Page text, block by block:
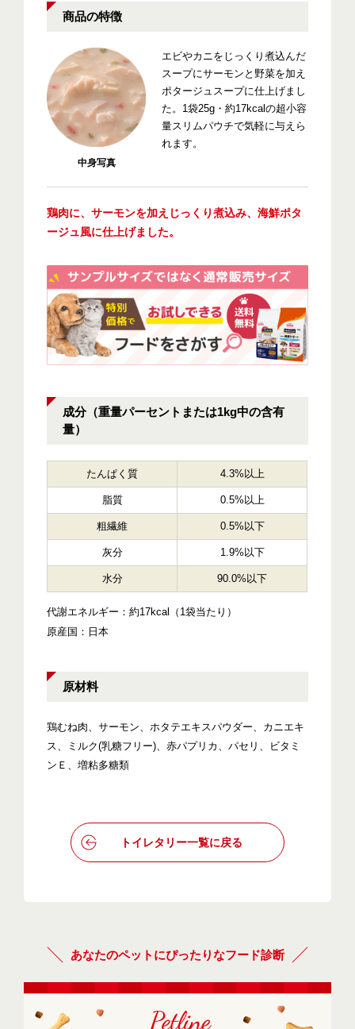
商品の特徴
中身写真
エビやカニをじっくり煮込んだ
スープにサーモンと野菜を加え
ポタージュスープに仕上げまし
た。1袋25g・約17kcalの超小容
量スリムパウチで気軽に与えら
れます。
鶏肉に、サーモンを加えじっくり煮込み、海鮮ポタ
ージュ風に仕上げました。
成分（重量パーセントまたは1kg中の含有
量）
たんぱく質 4.3%以上
脂質 0.5%以上
粗繊維 0.5%以下
灰分 1.9%以下
水分 90.0%以下
代謝エネルギー：約17kcal（1袋当たり）
原産国：日本
原材料
鶏むね肉、サーモン、ホタテエキスパウダー、カニエキ
ス、ミルク(乳糖フリー)、赤パプリカ、パセリ、ビタミ
ンＥ、増粘多糖類
トイレタリー一覧に戻る
あなたのペットにぴったりなフード診断